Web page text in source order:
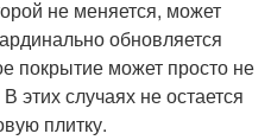
не меняется, может
обновляется
покрытие может просто не
случаях не остается
плитку.